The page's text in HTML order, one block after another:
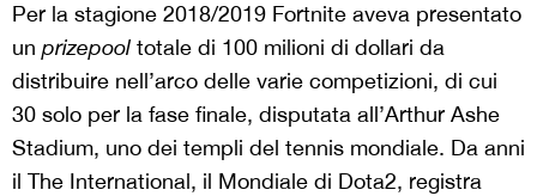
Per la stagione 2018/2019 Fortnite aveva presentato
un prizepool totale di 100 milioni di dollari da
distribuire nell’arco delle varie competizioni, di cui
30 solo per la fase finale, disputata all’Arthur Ashe
Stadium, uno dei templi del tennis mondiale. Da anni
il The International, il Mondiale di Dota2, registra